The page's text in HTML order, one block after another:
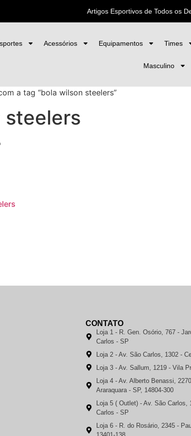
Artigos Esportivos de Todos os
Acessórios Equipamentos Times
Masculino
a tag “bola wilson steelers”
steelers
CONTATO
Loja 1 - R. Gen. Osório, 767 -
Carlos - SP
Loja 2 - Av. São Carlos, 1302 -
Loja 3 - Av. Sallum, 1219 - Vila
Loja 4 - Av. Alberto Benassi,
Araraquara - SP, 14804-300
Loja 5 ( Outlet) - Av. São Carlos,
Carlos - SP
Loja 6 - R. do Rosário, 2345 -